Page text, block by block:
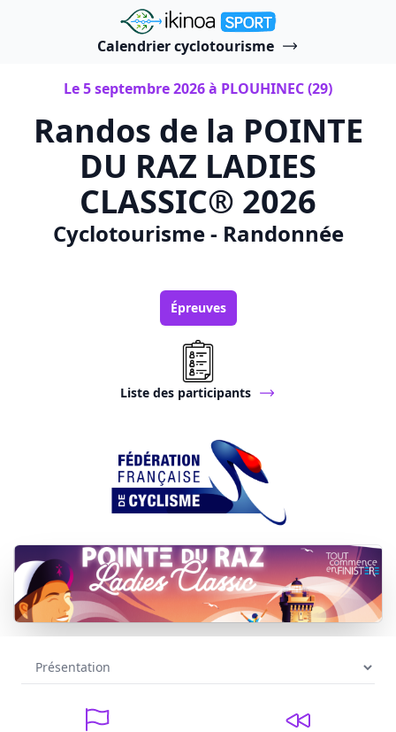
"Ikinoa Sport"
Calendrier cyclotourisme
Le 5 septembre 2026 à PLOUHINEC (29)
Randos de la POINTE
DU RAZ LADIES
CLASSIC® 2026
Cyclotourisme - Randonnée
Épreuves
Liste des participants